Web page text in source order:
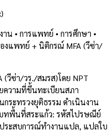
น • การแพทย์ • การศึกษา •
งแพทย์ + นิติกรณ์ MFA (วีซ่า/
วีซ่า/วร./สมรส)โดย NPT
ความที่ขึ้นทะเบียนสภา
ะทรวงยุติธรรม ดำเนินงาน
ทพื้นที่สระแก้ว: รหัสไปรษณีย์
ระสบการณ์ทำงานแปล, แปลใบ